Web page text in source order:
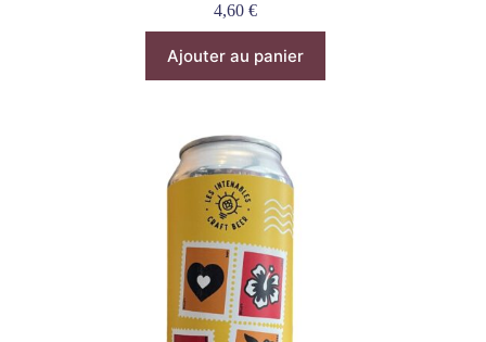
4,60€
Ajouter au panier